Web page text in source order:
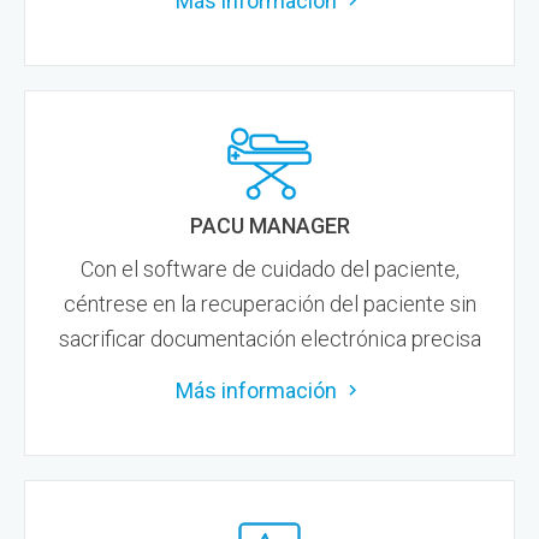
PACU MANAGER
Con el software de cuidado del paciente,
céntrese en la recuperación del paciente sin
sacrificar documentación electrónica precisa
Más información